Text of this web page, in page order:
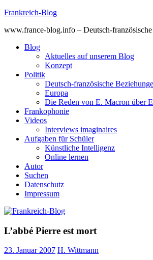
Skip
content
Frankreich-Blog
www.france-blog.info – Deutsch-
Blog
Aktuelles auf unserem Blog
Konzept
Politik
Deutsch-französische
Europa
Die Reden von E. Macron über
Frankophonie
Videos
Interviews imaginaires
Aufgaben für Schüler
Künstliche Intelligenz
Online lernen
Autor
Suchen
Datenschutz
Impressum
L’abbé Pierre est mort
23. Januar 2007 H. Wittmann